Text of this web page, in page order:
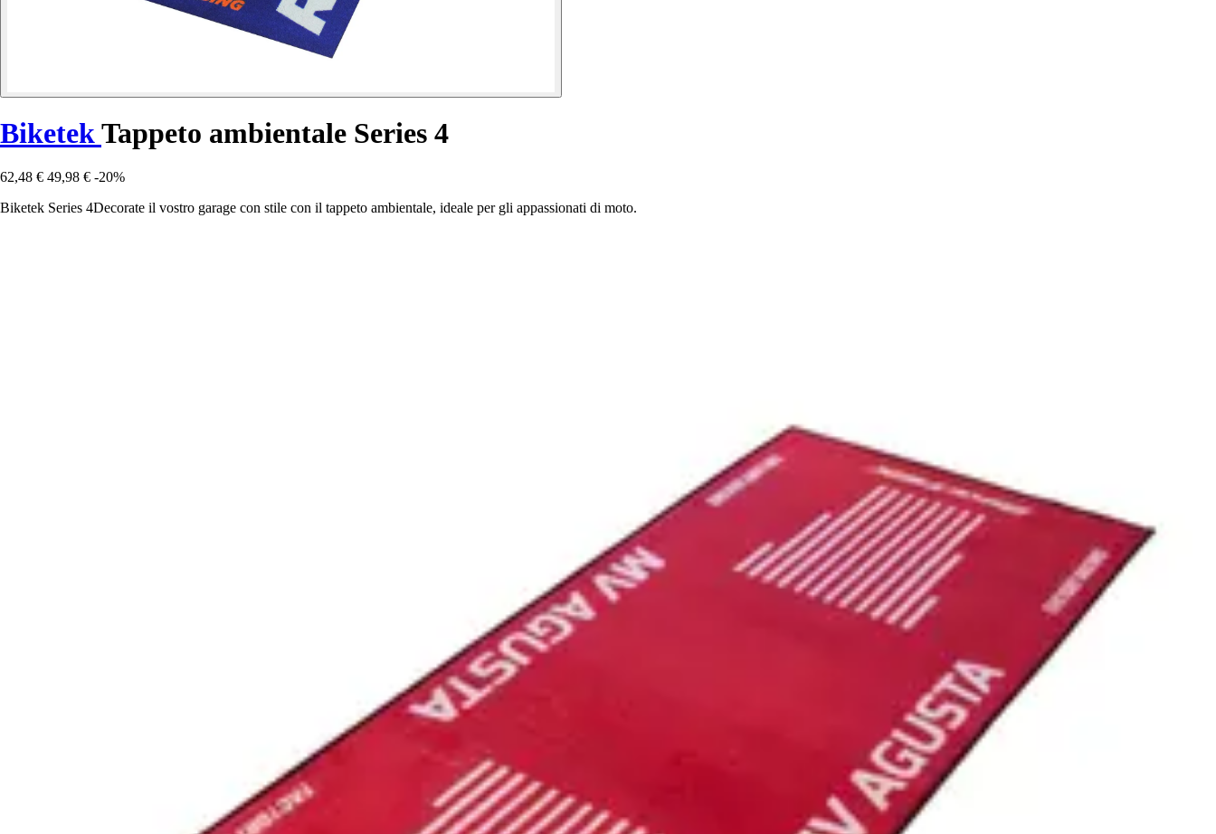
BiketekTappeto ambientale Series 4
62,48 € 49,98 € -20%
Biketek Series 4Decorate il vostro garage con stile con il tappeto ambientale, ideale per gli appassionati di moto.